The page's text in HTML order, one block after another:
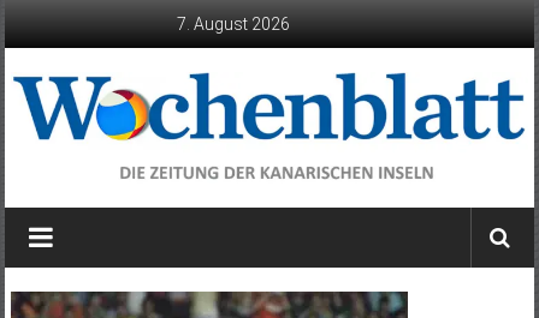
7. August 2026
Wochenblatt
die
der